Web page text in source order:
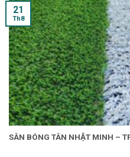
SÂN BÓNG TÂN NHẬT MINH –
21
Th8